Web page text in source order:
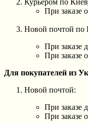
Курьером по
При заказе
Новой почтой по
При заказе
При заказе
Для покупателей из
Новой почтой:
При заказе
При заказе